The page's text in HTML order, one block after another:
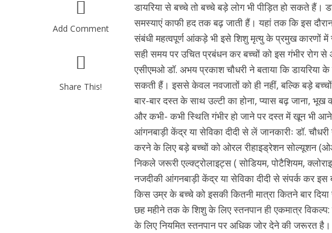
Add Comment
Share This!
डायरिया से बच्चे तो बच्चे बड़े लोग भी पीड़ित हो सकते हैं।
समस्याएं काफी हद तक बढ़ जाती हैं। यहां तक कि इस
संबंधी महत्वपूर्ण आंकड़े भी इसे शिशु मृत्यु के प्रमुख कारणों
सही समय पर उचित प्रबंधन कर बच्चों को इस गंभीर रोग से
एसीएमओ डॉ. अभय प्रकाश चौधरी ने बताया कि
सकती हैं। इससे केवल नवजातों को ही नहीं, बल्कि बड़े
बार-बार दस्त के साथ उल्टी का होना, प्यास बढ़ जाना,
और कभी- कभी स्थिति गंभीर हो जाने पर दस्त में खून भी
आंगनबाड़ी केंद्र या सेविका दीदी से लें जानकारीः डॉ.
करने के लिए बड़े बच्चों को ओरल रीहाइड्रेशन सोल्यूशन
निकले जरूरी एल्क्ट्रोलाइट्स ( सोडियम, पोटैशियम,
नजदीकी आंगनबाड़ी केंद्र या सेविका दीदी से संपर्क कर
किस उम्र के बच्चे को इसकी कितनी मात्रा कितने बार दिया
छह महीने तक के शिशु के लिए स्तनपान ही एकमात्र
के लिए नियमित स्तनपान पर अधिक जोर देने की जरूरत है।